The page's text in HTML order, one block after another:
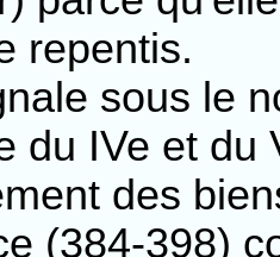
repentis.
sous le
du IVe et
des
(384-398)